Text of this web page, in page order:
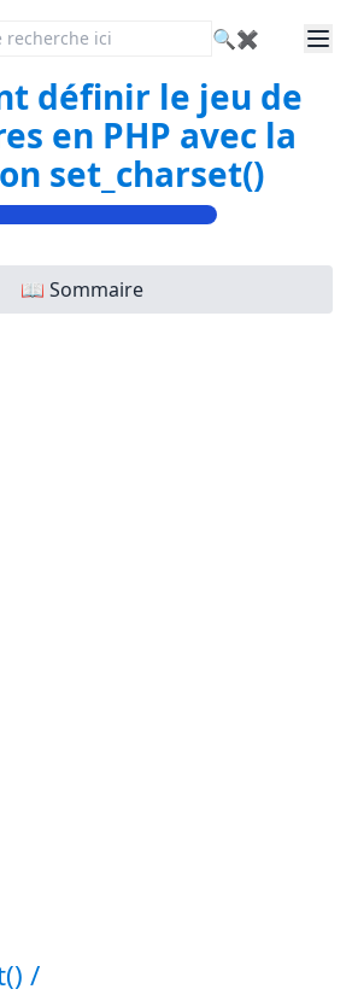
🔍 ✖
définir le jeu de
en PHP avec la
set_charset()
📖 Sommaire
/